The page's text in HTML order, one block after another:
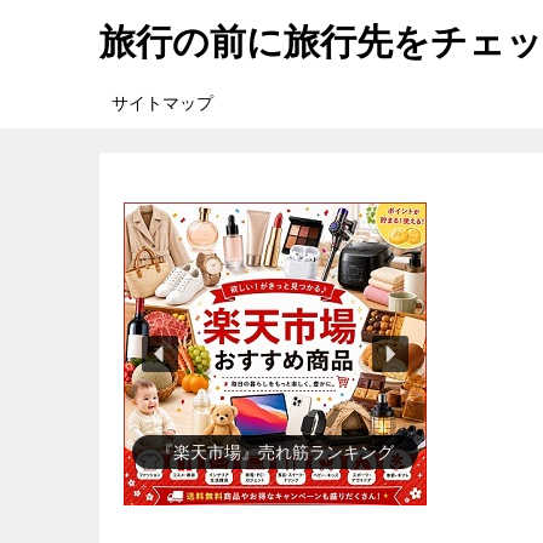
旅行の前に旅行先をチェ
サイトマップ
『楽天市場』売れ筋ランキング